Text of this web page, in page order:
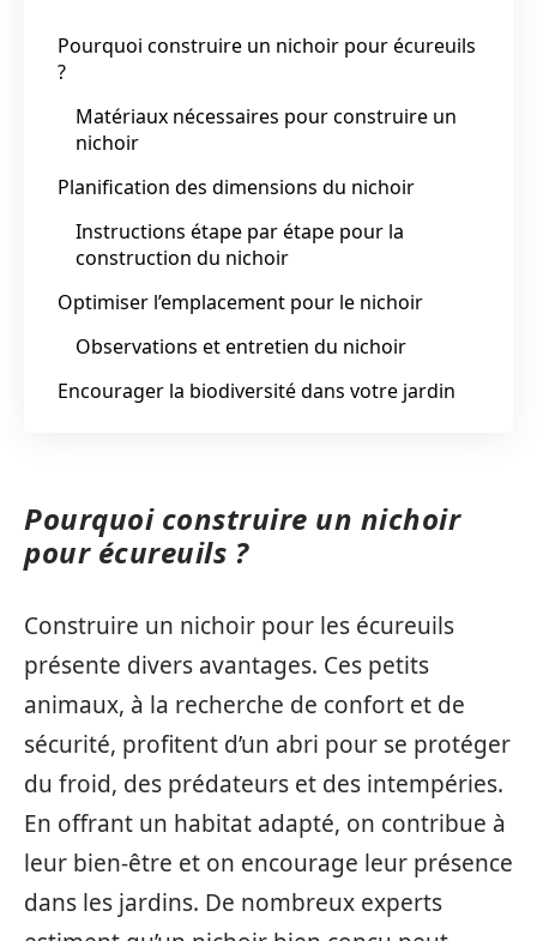
Pourquoi construire un nichoir pour écureuils
?
Matériaux nécessaires pour construire un
nichoir
Planification des dimensions du nichoir
Instructions étape par étape pour la
construction du nichoir
Optimiser l’emplacement pour le nichoir
Observations et entretien du nichoir
Encourager la biodiversité dans votre jardin
Pourquoi construire un nichoir
pour écureuils ?
Construire un nichoir pour les écureuils
présente divers avantages. Ces petits
animaux, à la recherche de confort et de
sécurité, profitent d’un abri pour se protéger
du froid, des prédateurs et des intempéries.
En offrant un habitat adapté, on contribue à
leur bien-être et on encourage leur présence
dans les jardins. De nombreux experts